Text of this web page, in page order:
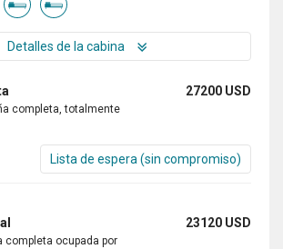
Detalles de la cabina
27200 USD
completa, totalmente
Lista de espera (sin compromiso)
23120 USD
completa ocupada por